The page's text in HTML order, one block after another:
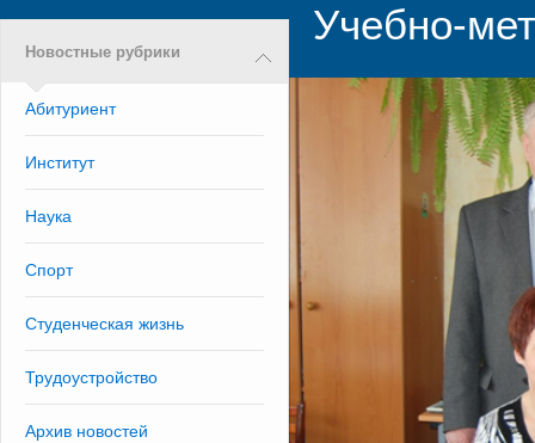
Новостные рубрики
Абитуриент
Институт
Наука
Спорт
Студенческая жизнь
Трудоустройство
Архив новостей
Учебно-